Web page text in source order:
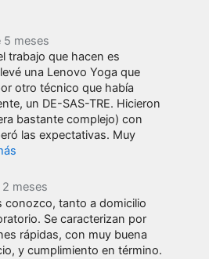
5 meses
trabajo que hacen es
una Lenovo Yoga que
otro técnico que había
un DE-SAS-TRE. Hicieron
bastante complejo) con
las expectativas. Muy
2 meses
conozco, tanto a domicilio
Se caracterizan por
rápidas, con muy buena
y cumplimiento en término.